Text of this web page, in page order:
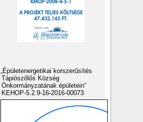
„Épületenergetikai korszerűsítés
Tápiószőlős Község
Önkormányzatának épületein”
KEHOP-5.2.9-16-2016-00073